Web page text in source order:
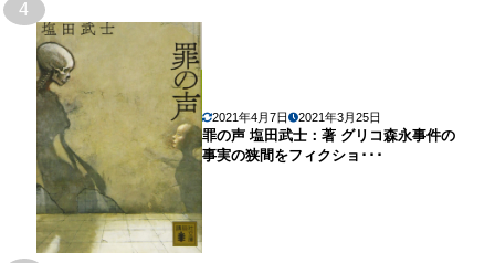
4
2021年4月7日 2021年3月25日
罪の声 塩田武士：著 グリコ森永事件の
事実の狭間をフィクショ･･･